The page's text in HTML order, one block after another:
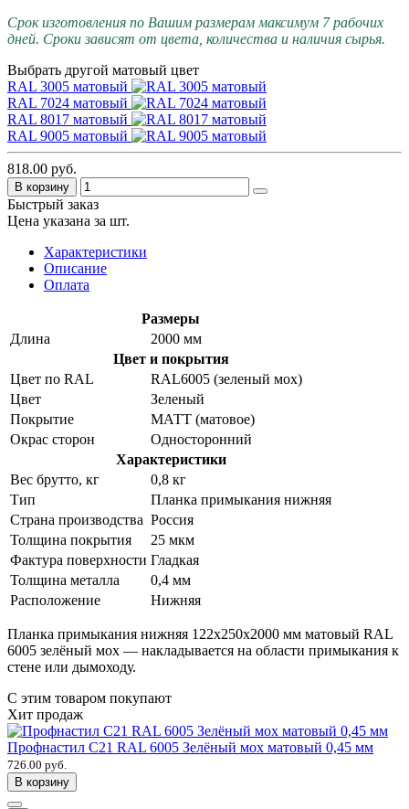
Срок изготовления по Вашим размерам максимум 7 рабочих
дней. Сроки зависят от цвета, количества и наличия сырья.
Выбрать другой матовый цвет
RAL 3005 матовый
RAL 7024 матовый
RAL 8017 матовый
RAL 9005 матовый
818.00 руб.
В корзину
Быстрый заказ
Цена указана за шт.
Характеристики
Описание
Оплата
Размеры
Длина
2000 мм
Цвет и покрытия
Цвет по RAL
RAL6005 (зеленый мох)
Цвет
Зеленый
Покрытие
МАТТ (матовое)
Окрас сторон
Односторонний
Характеристики
Вес брутто, кг
0,8 кг
Тип
Планка примыкания нижняя
Страна производства Россия
Толщина покрытия
25 мкм
Фактура поверхности Гладкая
Толщина металла
0,4 мм
Расположение
Нижняя
Планка примыкания нижняя 122х250х2000 мм матовый RAL
6005 зелёный мох — накладывается на области примыкания к
стене или дымоходу.
С этим товаром покупают
Хит продаж
Профнастил С21 RAL 6005 Зелёный мох матовый 0,45 мм
726.00 руб.
В корзину